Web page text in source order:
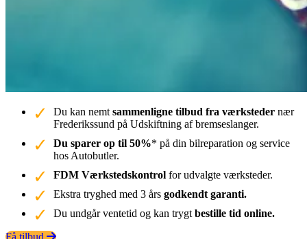
Du kan nemt sammenligne tilbud fra værksteder nær
Frederikssund på Udskiftning af bremseslanger.
Du sparer op til 50%* på din bilreparation og service
hos Autobutler.
FDM Værkstedskontrol for udvalgte værksteder.
Ekstra tryghed med 3 års godkendt garanti.
Du undgår ventetid og kan trygt bestille tid online.
Få tilbud